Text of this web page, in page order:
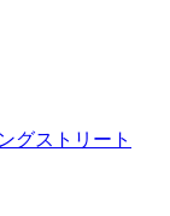
グストリート